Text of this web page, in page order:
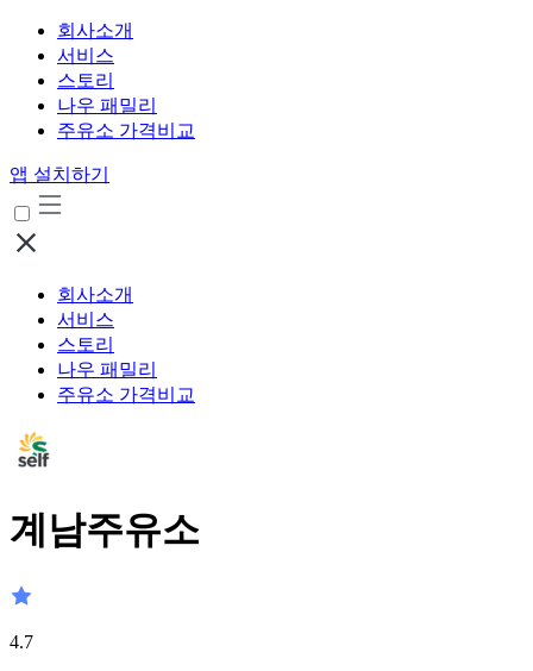
회사소개
서비스
스토리
나우 패밀리
주유소 가격비교
앱 설치하기
회사소개
서비스
스토리
나우 패밀리
주유소 가격비교
계남주유소
4.7